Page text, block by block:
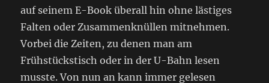
auf seinem E-Book überall hin ohne lästiges
Falten oder Zusammenknüllen mitnehmen.
Vorbei die Zeiten, zu denen man am
Frühstückstisch oder in der U-Bahn lesen
musste. Von nun an kann immer gelesen